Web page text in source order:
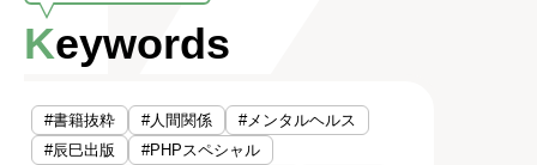
Keywords
#書籍抜粋 #人間関係
#メンタルヘルス
#辰巳出版
#PHPスペシャル